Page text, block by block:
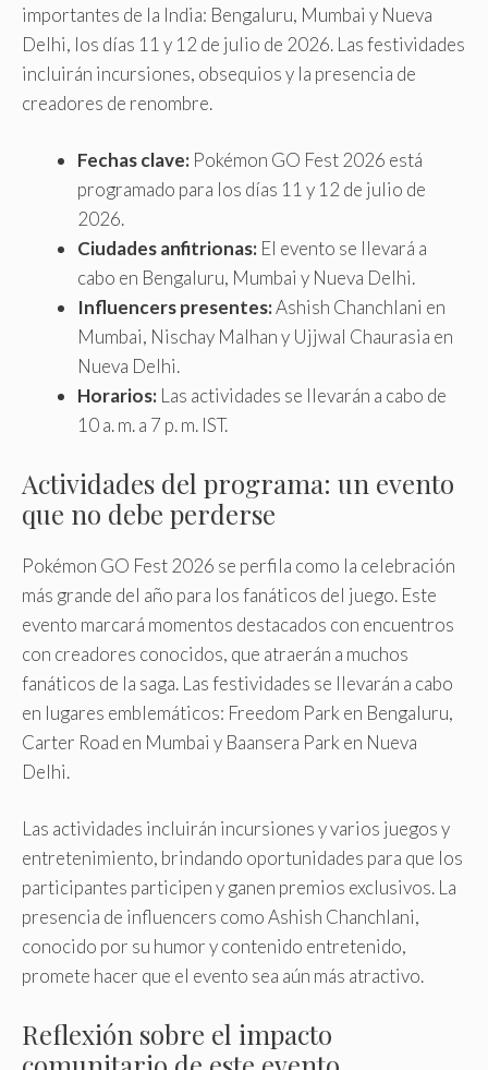
importantes de la India: Bengaluru, Mumbai y Nueva
Delhi, los días 11 y 12 de julio de 2026. Las festividades
incluirán incursiones, obsequios y la presencia de
creadores de renombre.
Fechas clave: Pokémon GO Fest 2026 está
programado para los días 11 y 12 de julio de
2026.
Ciudades anfitrionas: El evento se llevará a
cabo en Bengaluru, Mumbai y Nueva Delhi.
Influencers presentes:Ashish Chanchlani en
Mumbai, Nischay Malhan y Ujjwal Chaurasia en
Nueva Delhi.
Horarios: Las actividades se llevarán a cabo de
10 a. m. a 7 p. m. IST.
Actividades del programa: un evento
que no debe perderse
Pokémon GO Fest 2026 se perfila como la celebración
más grande del año para los fanáticos del juego. Este
evento marcará momentos destacados con encuentros
con creadores conocidos, que atraerán a muchos
fanáticos de la saga. Las festividades se llevarán a cabo
en lugares emblemáticos: Freedom Park en Bengaluru,
Carter Road en Mumbai y Baansera Park en Nueva
Delhi.
Las actividades incluirán incursiones y varios juegos y
entretenimiento, brindando oportunidades para que los
participantes participen y ganen premios exclusivos. La
presencia de influencers como Ashish Chanchlani,
conocido por su humor y contenido entretenido,
promete hacer que el evento sea aún más atractivo.
Reflexión sobre el impacto